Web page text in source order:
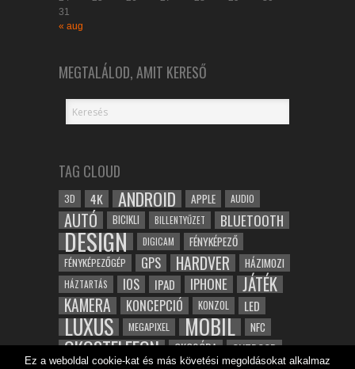
31
« aug
MEGTALÁLOD, AMIT KERESŐ
TAG CLOUD
3D 4K ANDROID APPLE AUDIO
AUTÓ BICIKLI BILLENTYŰZET BLUETOOTH
DESIGN DIGICAM FÉNYKÉPEZŐ
FÉNYKÉPEZŐGÉP GPS HARDVER HÁZIMOZI
HÁZTARTÁS IOS IPAD IPHONE JÁTÉK
KAMERA KONCEPCIÓ KONZOL LED
LUXUS MEGAPIXEL MOBIL NFC
OKOSTELEFON OKOSÓRA OUTDOOR
Ez a weboldal cookie-kat és más követési megoldásokat alkalmaz